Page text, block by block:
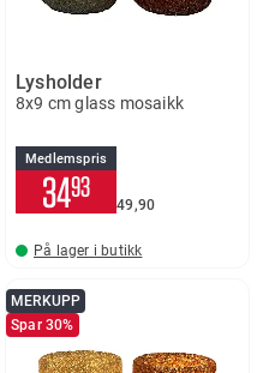
Lysholder
8x9 cm glass mosaikk
Medlemspris
3493
49 90
På lager i butikk
MERKUPP
Spar 30%